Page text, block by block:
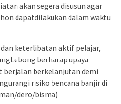
akan segera disusun agar
dapatdilakukan dalam waktu
keterlibatan aktif pelajar,
berharap upaya
berjalan berkelanjutan demi
risiko bencana banjir di
dero/bisma)